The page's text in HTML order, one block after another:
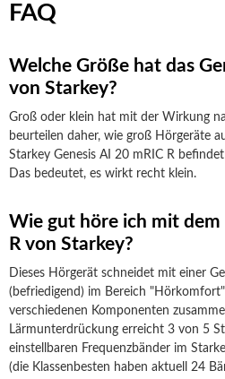
FAQ
Welche Größe hat das
von Starkey?
Groß oder klein hat mit der Wirkung
beurteilen daher, wie groß Hörgeräte
Starkey Genesis AI 20 mRIC R
Das bedeutet, es wirkt recht klein.
Wie gut höre ich mit dem
R von Starkey?
Dieses Hörgerät schneidet mit einer
(befriedigend) im Bereich
verschiedenen Komponenten
Lärmunterdrückung erreicht 3 von 5
einstellbaren Frequenzbänder im
(die Klassenbesten haben aktuell 24